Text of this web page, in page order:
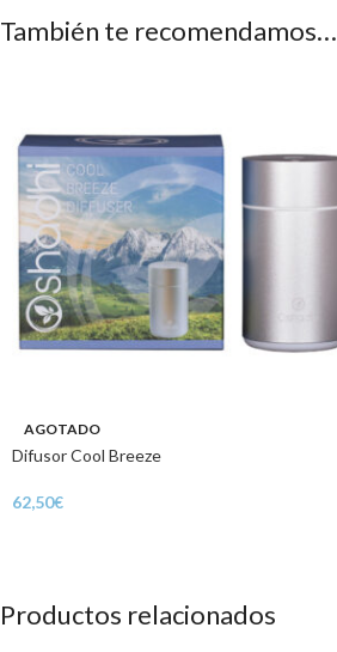
También te recomendamos…
AGOTADO
Difusor Cool Breeze
62,50€
Productos relacionados